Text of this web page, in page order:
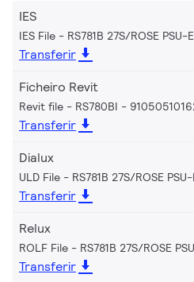
IES
IES File - RS781B 27S/ROSE PSU-
Transferir
Ficheiro Revit
Revit file - RS780BI -
Transferir
Dialux
ULD File - RS781B 27S/ROSE
Transferir
Relux
ROLF File - RS781B 27S/ROSE
Transferir